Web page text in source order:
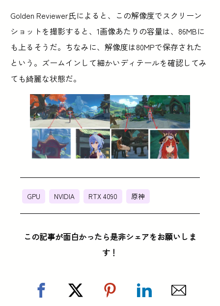
Golden Reviewer氏によると、この解像度でスクリーン
ショットを撮影すると、1画像あたりの容量は、86MBに
も上るそうだ。ちなみに、解像度は80MPで保存された
という。ズームインして細かいディテールを確認してみ
ても綺麗な状態だ。
GPU NVIDIA RTX 4090 原神
この記事が面白かったら是非シェアをお願いしま
す！